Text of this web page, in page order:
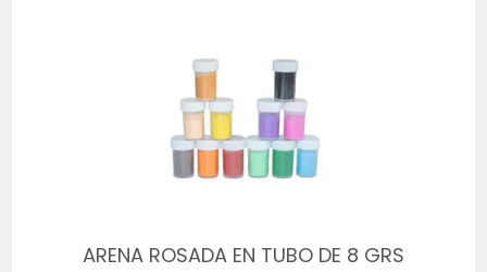
ARENA ROSADA EN TUBO DE 8 GRS